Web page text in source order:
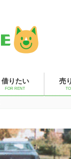
借りたい
FOR RENT
売